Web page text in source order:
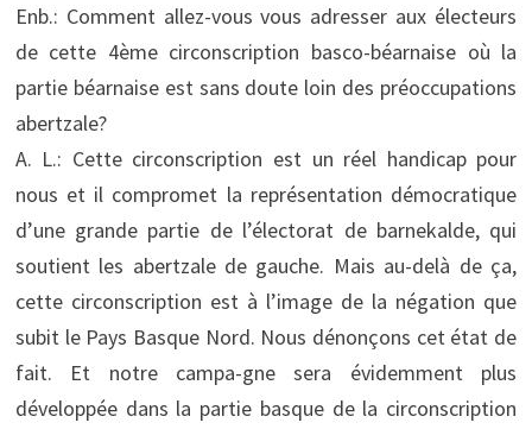
Enb.: Comment allez-vous vous adresser aux électeurs
de cette 4ème circonscription basco-béarnaise où la
partie béarnaise est sans doute loin des préoccupations
abertzale?
A. L.: Cette circonscription est un réel handicap pour
nous et il compromet la représentation démocratique
d’une grande partie de l’électorat de barnekalde, qui
soutient les abertzale de gauche. Mais au-delà de ça,
cette circonscription est à l’image de la négation que
subit le Pays Basque Nord. Nous dénonçons cet état de
fait. Et notre campa-gne sera évidemment plus
développée dans la partie basque de la circonscription